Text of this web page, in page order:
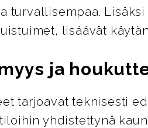
turvallisempaa.
lisäävät
ja
tarjoavat teknisesti
yhdistettynä